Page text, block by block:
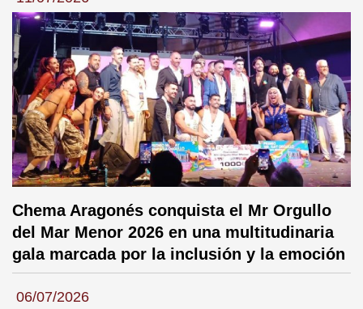
Chema Aragonés conquista el Mr Orgullo
del Mar Menor 2026 en una multitudinaria
gala marcada por la inclusión y la emoción
06/07/2026